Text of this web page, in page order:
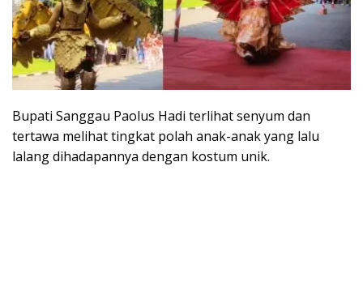
Bupati Sanggau Paolus Hadi terlihat senyum dan
tertawa melihat tingkat polah anak-anak yang lalu
lalang dihadapannya dengan kostum unik.